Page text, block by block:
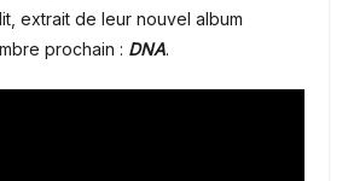
extrait de leur nouvel album
prochain : DNA.